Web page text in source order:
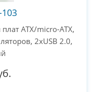
103
ATX/micro-ATX,
2xUSB 2.0,